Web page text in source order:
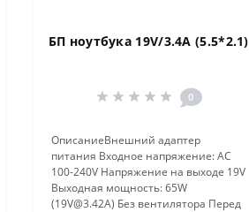
БП ноутбука 19V/3.4A (5.5*2.1)
0
ОписаниеВнешний адаптер
питания Входное напряжение: AC
100-240V Напряжение на выходе 19V
Выходная мощность: 65W
(19V@3.42A) Без вентилятора Перед